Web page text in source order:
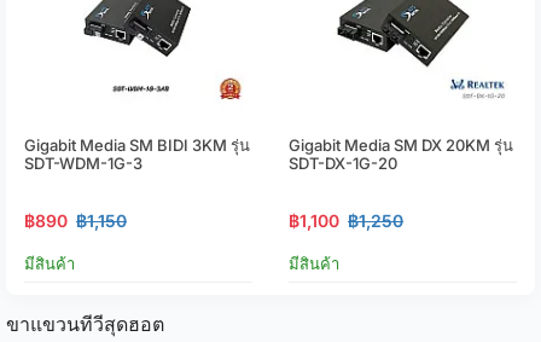
Gigabit Media SM BIDI 3KM รุ่น
SDT-WDM-1G-3
฿890 ฿1,150
มีสินค้า
Gigabit Media SM DX 20KM รุ่น
SDT-DX-1G-20
฿1,100 ฿1,250
มีสินค้า
ขาแขวนทีวีสุดฮอต